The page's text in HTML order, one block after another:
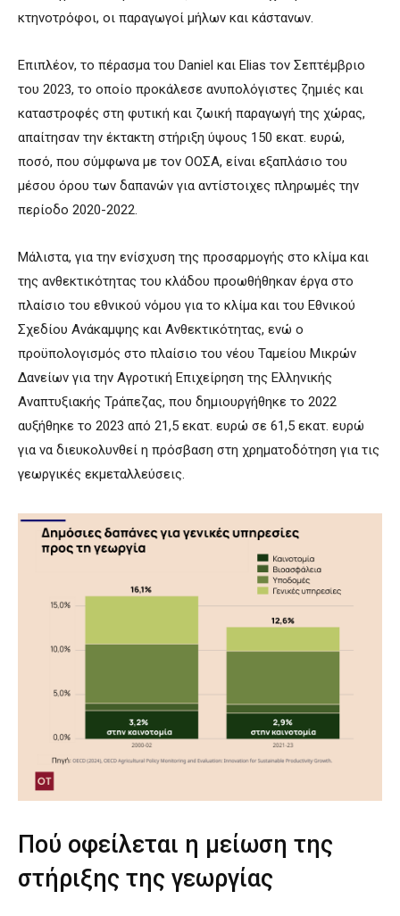
κτηνοτρόφοι, οι παραγωγοί μήλων και κάστανων.
Επιπλέον, το πέρασμα του Daniel και Elias τον Σεπτέμβριο
του 2023, το οποίο προκάλεσε ανυπολόγιστες ζημιές και
καταστροφές στη φυτική και ζωική παραγωγή της χώρας,
απαίτησαν την έκτακτη στήριξη ύψους 150 εκατ. ευρώ,
ποσό, που σύμφωνα με τον ΟΟΣΑ, είναι εξαπλάσιο του
μέσου όρου των δαπανών για αντίστοιχες πληρωμές την
περίοδο 2020-2022.
Μάλιστα, για την ενίσχυση της προσαρμογής στο κλίμα και
της ανθεκτικότητας του κλάδου προωθήθηκαν έργα στο
πλαίσιο του εθνικού νόμου για το κλίμα και του Εθνικού
Σχεδίου Ανάκαμψης και Ανθεκτικότητας, ενώ ο
προϋπολογισμός στο πλαίσιο του νέου Ταμείου Μικρών
Δανείων για την Αγροτική Επιχείρηση της Ελληνικής
Αναπτυξιακής Τράπεζας, που δημιουργήθηκε το 2022
αυξήθηκε το 2023 από 21,5 εκατ. ευρώ σε 61,5 εκατ. ευρώ
για να διευκολυνθεί η πρόσβαση στη χρηματοδότηση για τις
γεωργικές εκμεταλλεύσεις.
Πού οφείλεται η μείωση της
στήριξης της γεωργίας